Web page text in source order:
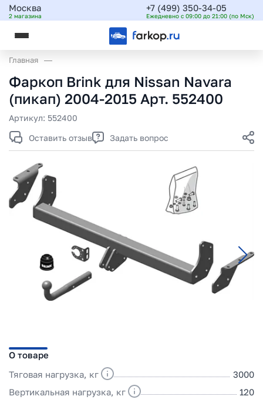
Москва
2 магазина
+7 (499) 350-34-05
Ежедневно с 09:00 до 21:00 (по Мск)
Главная
Фаркоп Brink для Nissan Navara
(пикап) 2004-2015 Арт. 552400
Артикул: 552400
Оставить отзыв
Задать вопрос
О товаре
Тяговая нагрузка, кг
3000
Вертикальная нагрузка, кг
120